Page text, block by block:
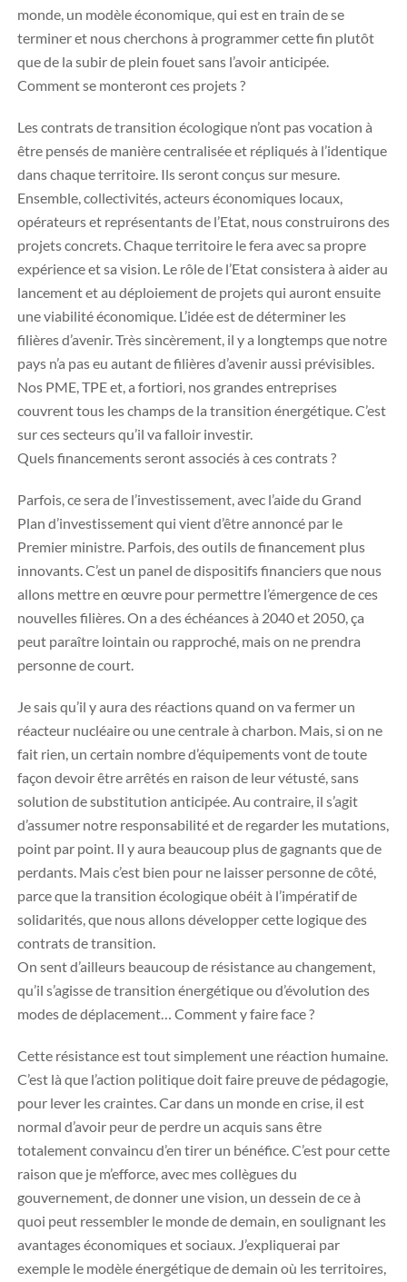
monde, un modèle économique, qui est en train de se
terminer et nous cherchons à programmer cette fin plutôt
que de la subir de plein fouet sans l’avoir anticipée.
Comment se monteront ces projets ?
Les contrats de transition écologique n’ont pas vocation à
être pensés de manière centralisée et répliqués à l’identique
dans chaque territoire. Ils seront conçus sur mesure.
Ensemble, collectivités, acteurs économiques locaux,
opérateurs et représentants de l’Etat, nous construirons des
projets concrets. Chaque territoire le fera avec sa propre
expérience et sa vision. Le rôle de l’Etat consistera à aider au
lancement et au déploiement de projets qui auront ensuite
une viabilité économique. L’idée est de déterminer les
filières d’avenir. Très sincèrement, il y a longtemps que notre
pays n’a pas eu autant de filières d’avenir aussi prévisibles.
Nos PME, TPE et, a fortiori, nos grandes entreprises
couvrent tous les champs de la transition énergétique. C’est
sur ces secteurs qu’il va falloir investir.
Quels financements seront associés à ces contrats ?
Parfois, ce sera de l’investissement, avec l’aide du Grand
Plan d’investissement qui vient d’être annoncé par le
Premier ministre. Parfois, des outils de financement plus
innovants. C’est un panel de dispositifs financiers que nous
allons mettre en œuvre pour permettre l’émergence de ces
nouvelles filières. On a des échéances à 2040 et 2050, ça
peut paraître lointain ou rapproché, mais on ne prendra
personne de court.
Je sais qu’il y aura des réactions quand on va fermer un
réacteur nucléaire ou une centrale à charbon. Mais, si on ne
fait rien, un certain nombre d’équipements vont de toute
façon devoir être arrêtés en raison de leur vétusté, sans
solution de substitution anticipée. Au contraire, il s’agit
d’assumer notre responsabilité et de regarder les mutations,
point par point. Il y aura beaucoup plus de gagnants que de
perdants. Mais c’est bien pour ne laisser personne de côté,
parce que la transition écologique obéit à l’impératif de
solidarités, que nous allons développer cette logique des
contrats de transition.
On sent d’ailleurs beaucoup de résistance au changement,
qu’il s’agisse de transition énergétique ou d’évolution des
modes de déplacement… Comment y faire face ?
Cette résistance est tout simplement une réaction humaine.
C’est là que l’action politique doit faire preuve de pédagogie,
pour lever les craintes. Car dans un monde en crise, il est
normal d’avoir peur de perdre un acquis sans être
totalement convaincu d’en tirer un bénéfice. C’est pour cette
raison que je m’efforce, avec mes collègues du
gouvernement, de donner une vision, un dessein de ce à
quoi peut ressembler le monde de demain, en soulignant les
avantages économiques et sociaux. J’expliquerai par
exemple le modèle énergétique de demain où les territoires,